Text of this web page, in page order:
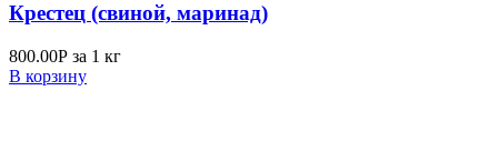
Крестец (свиной, маринад)
800.00Р за 1 кг
В корзину